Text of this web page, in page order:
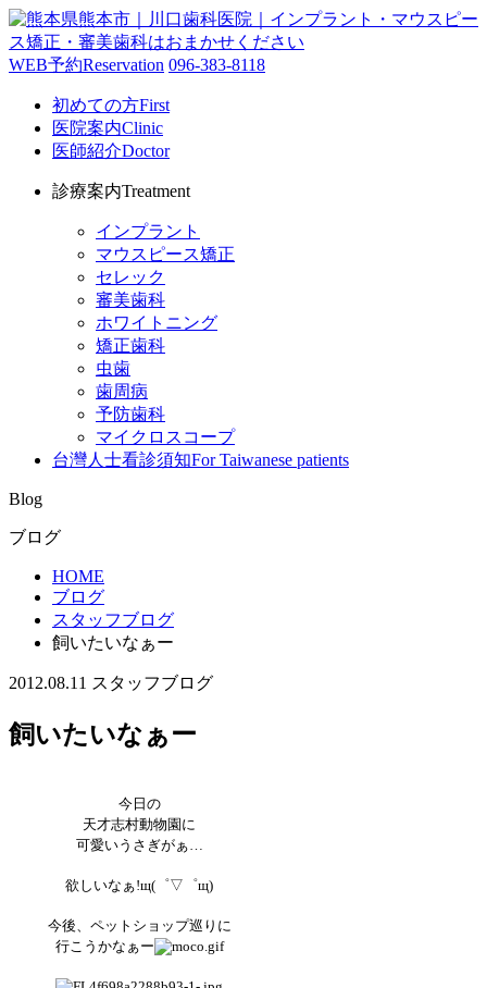
WEB予約Reservation 096-383-8118
初めての方First
医院案内Clinic
医師紹介Doctor
診療案内Treatment
インプラント
マウスピース矯正
セレック
審美歯科
ホワイトニング
矯正歯科
虫歯
歯周病
予防歯科
マイクロスコープ
台灣人士看診須知For Taiwanese patients
Blog
ブログ
HOME
ブログ
スタッフブログ
飼いたいなぁー
2012.08.11 スタッフブログ
飼いたいなぁー
今日の
天才志村動物園に
可愛いうさぎがぁ…
欲しいなぁ!щ(゜▽゜щ)
今後、ペットショップ巡りに
行こうかなぁー